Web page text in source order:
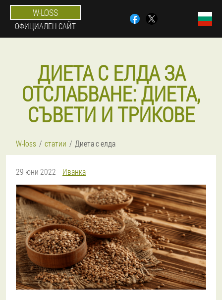
W-LOSS
ОФИЦИАЛЕН САЙТ
ДИЕТА С ЕЛДА ЗА
ОТСЛАБВАНЕ: ДИЕТА,
СЪВЕТИ И ТРИКОВЕ
W-loss статии Диета с елда
29 юни 2022 Иванка